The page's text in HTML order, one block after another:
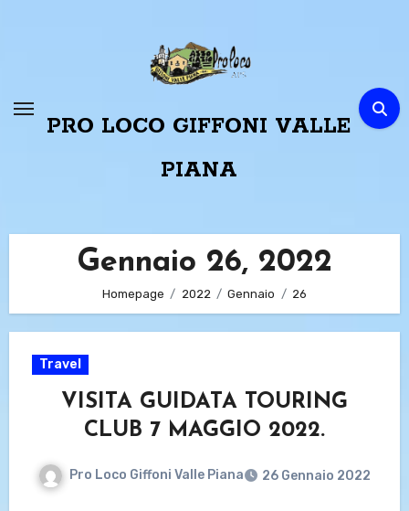
PRO LOCO GIFFONI VALLE
PIANA
Gennaio 26, 2022
Homepage 2022 Gennaio 26
Travel
VISITA GUIDATA TOURING
CLUB 7 MAGGIO 2022.
Pro Loco Giffoni Valle Piana 26 Gennaio 2022